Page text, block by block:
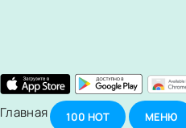
Главная 100 НОТ МЕНЮ